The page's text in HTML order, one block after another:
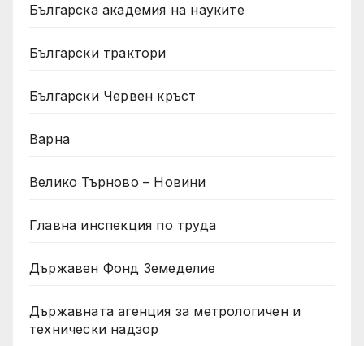
Българска академия на науките
Български трактори
Български Червен кръст
Варна
Велико Търново – Новини
Главна инспекция по труда
Държавен Фонд Земеделие
Държавната агенция за метрологичен и
технически надзор